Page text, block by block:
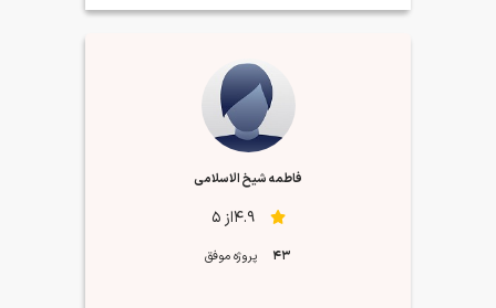
فاطمه شیخ الاسلامی
4.9از 5
43 پروژه موفق